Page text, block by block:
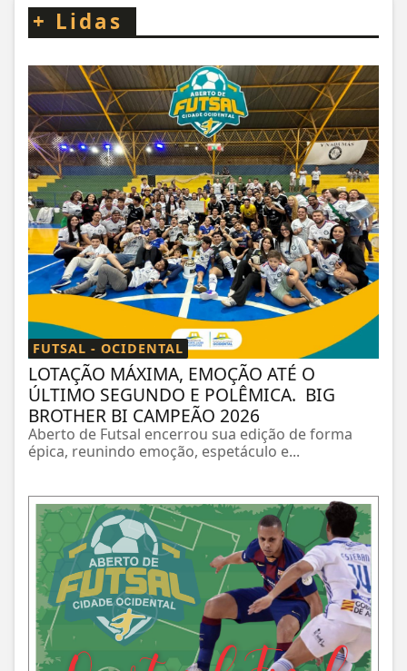
+ Lidas
FUTSAL - OCIDENTAL
LOTAÇÃO MÁXIMA, EMOÇÃO ATÉ O
ÚLTIMO SEGUNDO E POLÊMICA. BIG
BROTHER BI CAMPEÃO 2026
Aberto de Futsal encerrou sua edição de forma
épica, reunindo emoção, espetáculo e...